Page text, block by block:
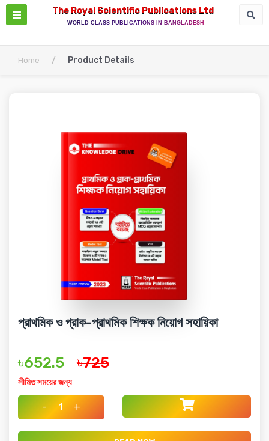
The Royal Scientific Publications Ltd
WORLD CLASS PUBLICATIONS IN BANGLADESH
Home / Product Details
প্রাথমিক ও প্রাক-প্রাথমিক শিক্ষক নিয়োগ সহায়িকা
৳652.5 ৳725
সীমিত সময়ের জন্য
- +